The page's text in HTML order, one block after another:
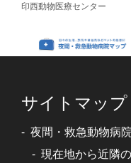
印西動物医療センター
サイトマップ
夜間・救急動物病
現在地から近隣